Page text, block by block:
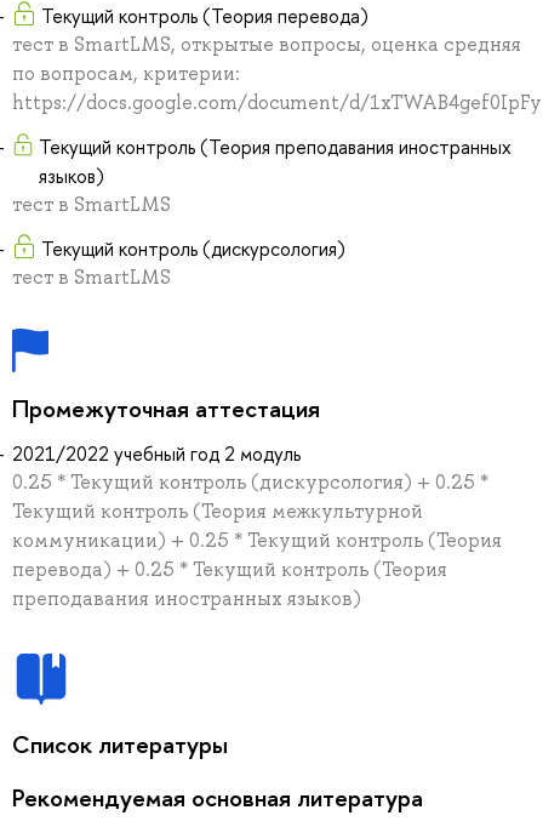
Текущий контроль (Теория перевода)
тест в SmartLMS, открытые вопросы, оценка средняя
по вопросам, критерии:
https://docs.google.com/document/d/
Текущий контроль (Теория преподавания иностранных
языков)
тест в SmartLMS
Текущий контроль (дискурсология)
тест в SmartLMS
Промежуточная аттестация
2021/2022 учебный год 2 модуль
0.25 * Текущий контроль (дискурсология) + 0.25 *
Текущий контроль (Теория межкультурной
коммуникации) + 0.25 * Текущий контроль (Теория
перевода) + 0.25 * Текущий контроль (Теория
преподавания иностранных языков)
Список литературы
Рекомендуемая основная литература